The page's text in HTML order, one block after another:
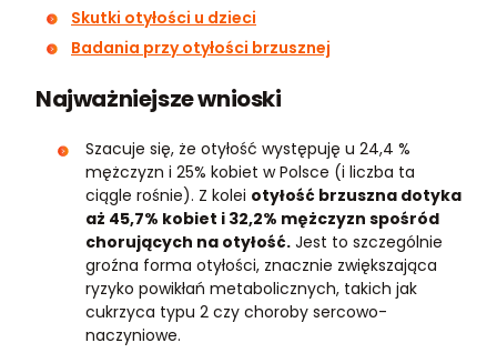
Skutki otyłości u dzieci
Badania przy otyłości brzusznej
Najważniejsze wnioski
Szacuje się, że otyłość występuję u 24,4 %
mężczyzn i 25% kobiet w Polsce (i liczba ta
ciągle rośnie). Z kolei otyłość brzuszna dotyka
aż 45,7% kobiet i 32,2% mężczyzn spośród
chorujących na otyłość. Jest to szczególnie
groźna forma otyłości, znacznie zwiększająca
ryzyko powikłań metabolicznych, takich jak
cukrzyca typu 2 czy choroby sercowo-
naczyniowe.